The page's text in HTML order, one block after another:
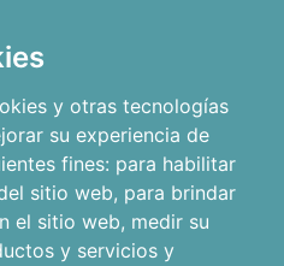
y otras tecnologías
su experiencia de
fines: para habilitar
sitio web, para brindar
el sitio web, medir su
y servicios y